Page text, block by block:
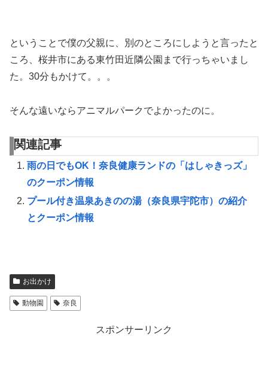
ということで僕の父親に、別のところにしようと言ったと
ころ、桜井市にある東竹田近隣公園まで行っちゃいまし
た。30分もかけて。。。
そんな遠いならアニマルパークでよかったのに。
関連記事
雨の日でもOK！奈良健康ランドの「はしゃきっズ」
のクーポン情報
プール付き温泉あきのの湯（奈良県宇陀市）の紹介
とクーポン情報
お出かけ
動物園 奈良
スポンサーリンク